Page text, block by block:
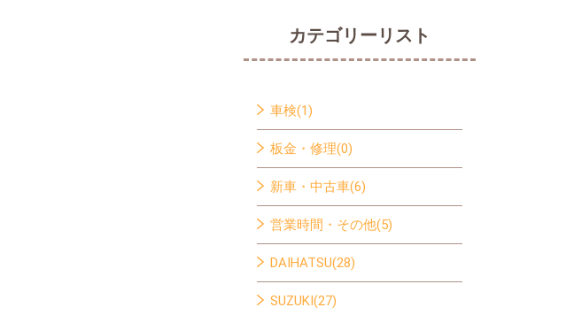
カテゴリーリスト
車検(1)
板金・修理(0)
新車・中古車(6)
営業時間・その他(5)
DAIHATSU(28)
SUZUKI(27)